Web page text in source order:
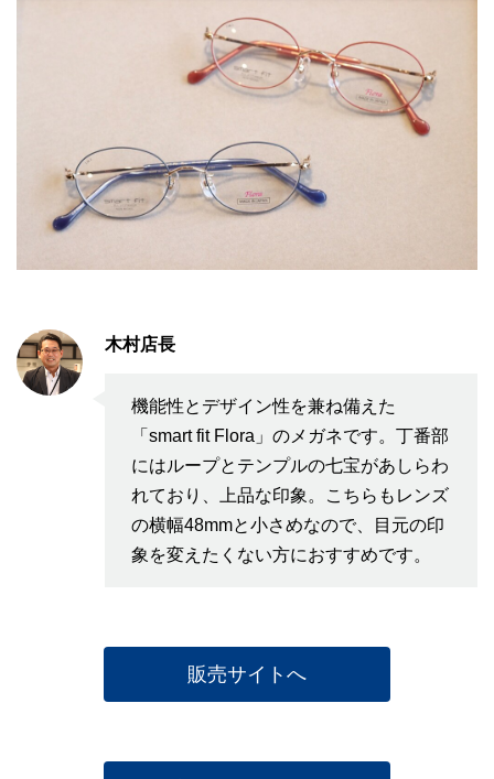
木村店長
機能性とデザイン性を兼ね備えた
「smart fit Flora」のメガネです。丁番部
にはループとテンプルの七宝があしらわ
れており、上品な印象。こちらもレンズ
の横幅48mmと小さめなので、目元の印
象を変えたくない方におすすめです。
販売サイトへ